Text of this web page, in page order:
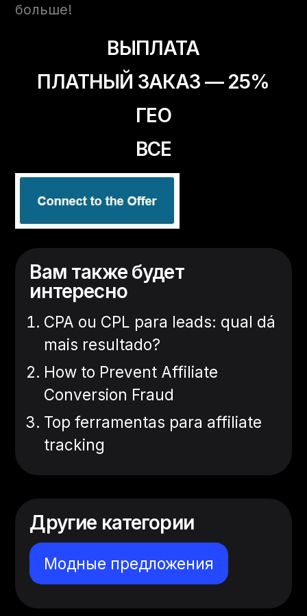
больше!
ВЫПЛАТА
ПЛАТНЫЙ ЗАКАЗ — 25%
ГЕО
ВСЕ
Вам также будет
интересно
CPA ou CPL para leads: qual dá
mais resultado?
How to Prevent Affiliate
Conversion Fraud
Top ferramentas para affiliate
tracking
Другие категории
Модные предложения